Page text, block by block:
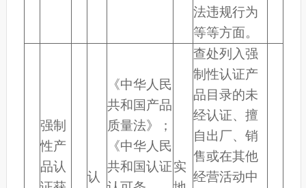
法违规行为
等等方面。
强制
性产
品认
认
《中华人民
共和国产品
质量法》；
《中华人民
共和国认证实
查处列入强
制性认证产
品目录的未
经认证、擅
自出厂、销
售或在其他
经营活动中